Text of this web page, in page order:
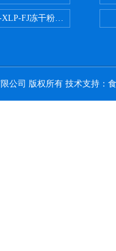
FJ冻干粉西林瓶灌装机
公司 版权所有 技术支持：